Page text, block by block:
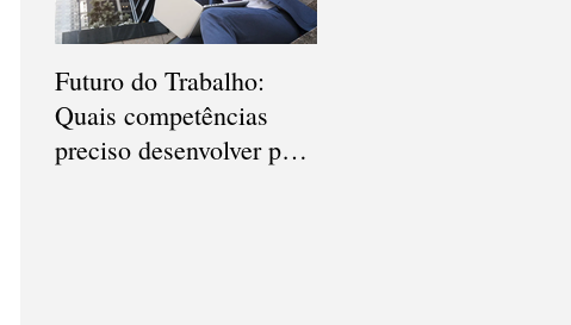
Futuro do Trabalho:
Quais competências
preciso desenvolver para